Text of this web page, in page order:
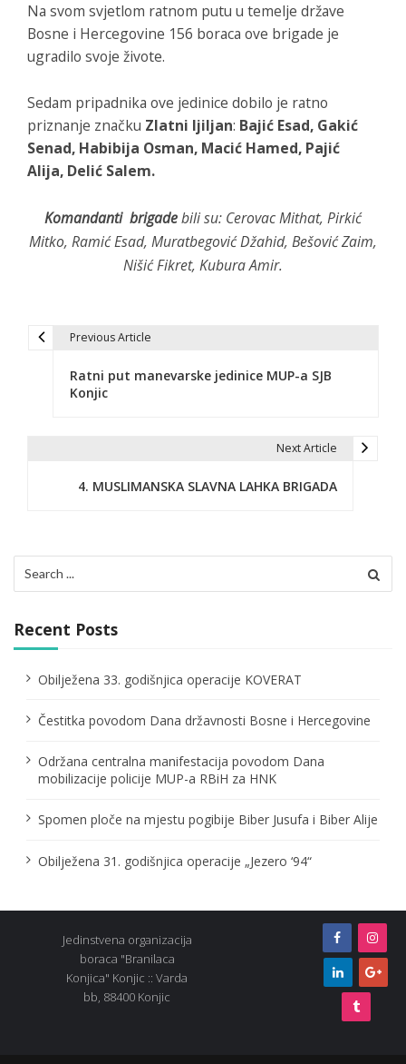
Na svom svjetlom ratnom putu u temelje države
Bosne i Hercegovine 156 boraca ove brigade je
ugradilo svoje živote.
Sedam pripadnika ove jedinice dobilo je ratno
priznanje značku Zlatni ljiljan: Bajić Esad, Gakić
Senad, Habibija Osman, Macić Hamed, Pajić
Alija, Delić Salem.
Komandanti brigadebili su: Cerovac Mithat, Pirkić
Mitko, Ramić Esad, Muratbegović Džahid, Bešović Zaim,
Nišić Fikret, Kubura Amir.
v
i
a
t
i
n
Previous Article
Ratni put manevarske jedinice MUP-a SJB
Konjic
Next Article
4. MUSLIMANSKA SLAVNA LAHKA BRIGADA
for:
Recent Posts
Obilježena 33. godišnjica operacije KOVERAT
Čestitka povodom Dana državnosti Bosne i Hercegovine
Održana centralna manifestacija povodom Dana
mobilizacije policije MUP-a RBiH za HNK
Spomen ploče na mjestu pogibije Biber Jusufa i Biber Alije
Obilježena 31. godišnjica operacije „Jezero ‘94“
Jedinstvena organizacija
boraca "Branilaca
Konjica" Konjic :: Varda
bb, 88400 Konjic